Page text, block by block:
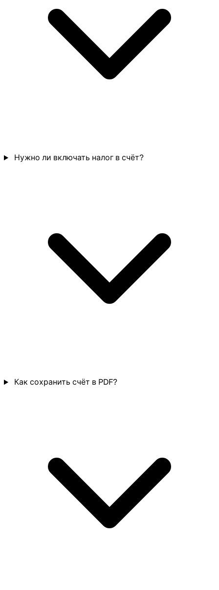
Нужно ли включать налог в счёт?
Как сохранить счёт в PDF?